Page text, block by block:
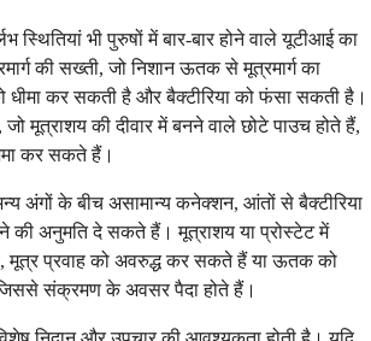
स्थितियां भी पुरुषों में बार-बार होने वाले यूटीआई का
की सख्ती, जो निशान ऊतक से मूत्रमार्ग का
कर सकती है और बैक्टीरिया को फंसा सकती है।
मूत्राशय की दीवार में बनने वाले छोटे पाउच होते हैं,
कर सकते हैं।
अंगों के बीच असामान्य कनेक्शन, आंतों से बैक्टीरिया
की अनुमति दे सकते हैं। मूत्राशय या प्रोस्टेट में
मूत्र प्रवाह को अवरुद्ध कर सकते हैं या ऊतक को
संक्रमण के अवसर पैदा होते हैं।